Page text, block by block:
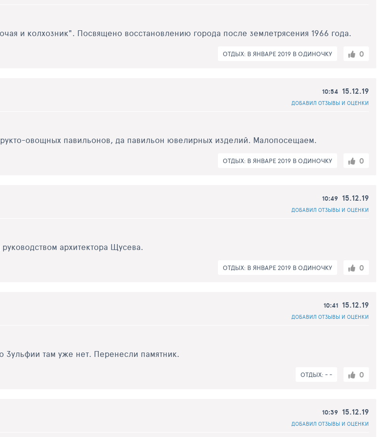
и колхозник". Посвящено восстановлению города после землетрясения 1966 года.
ОТДЫХ: В ЯНВАРЕ 2019 В ОДИНОЧКУ 0
10:54 15.12.19
ДОБАВИЛ ОТЗЫВЫ И ОЦЕНКИ
овощных павильонов, да павильон ювелирных изделий. Малопосещаем.
ОТДЫХ: В ЯНВАРЕ 2019 В ОДИНОЧКУ 0
10:49 15.12.19
ДОБАВИЛ ОТЗЫВЫ И ОЦЕНКИ
архитектора Щусева.
ОТДЫХ: В ЯНВАРЕ 2019 В ОДИНОЧКУ 0
10:41 15.12.19
ДОБАВИЛ ОТЗЫВЫ И ОЦЕНКИ
там уже нет. Перенесли памятник.
ОТДЫХ: - - 0
10:39 15.12.19
ДОБАВИЛ ОТЗЫВЫ И ОЦЕНКИ